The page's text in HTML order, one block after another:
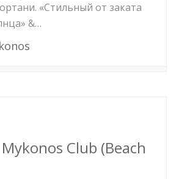
«Стильный от заката
&…
Club (Beach